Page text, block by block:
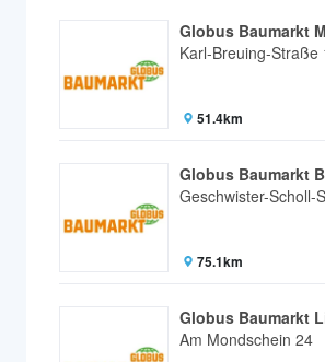
Globus Baumarkt
Karl-Breuing-Straße
51.4km
Globus Baumarkt
Geschwister-Scholl-
75.1km
Globus Baumarkt
Am Mondschein 24